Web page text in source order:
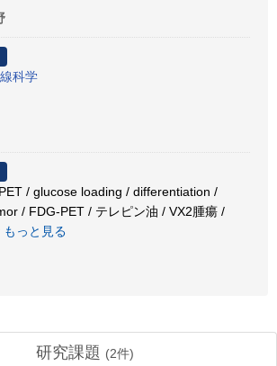
科学
/ glucose loading / differentiation /
/ FDG-PET / テレピン油 / VX2腫瘍 /
もっと見る
研究課題 (2件)